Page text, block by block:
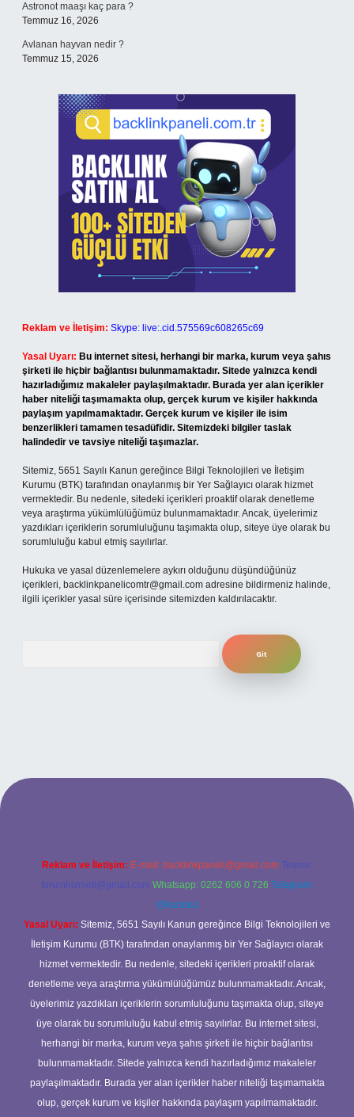
Astronot maaşı kaç para ?
Temmuz 16, 2026
Avlanan hayvan nedir ?
Temmuz 15, 2026
Reklam ve İletişim: Skype: live:.cid.575569c608265c69
Yasal Uyarı: Bu internet sitesi, herhangi bir marka, kurum veya şahıs
şirketi ile hiçbir bağlantısı bulunmamaktadır. Sitede yalnızca kendi
hazırladığımız makaleler paylaşılmaktadır. Burada yer alan içerikler
haber niteliği taşımamakta olup, gerçek kurum ve kişiler hakkında
paylaşım yapılmamaktadır. Gerçek kurum ve kişiler ile isim
benzerlikleri tamamen tesadüfidir. Sitemizdeki bilgiler taslak
halindedir ve tavsiye niteliği taşımazlar.
Sitemiz, 5651 Sayılı Kanun gereğince Bilgi Teknolojileri ve İletişim
Kurumu (BTK) tarafından onaylanmış bir Yer Sağlayıcı olarak hizmet
vermektedir. Bu nedenle, sitedeki içerikleri proaktif olarak denetleme
veya araştırma yükümlülüğümüz bulunmamaktadır. Ancak, üyelerimiz
yazdıkları içeriklerin sorumluluğunu taşımakta olup, siteye üye olarak bu
sorumluluğu kabul etmiş sayılırlar.
Hukuka ve yasal düzenlemelere aykırı olduğunu düşündüğünüz
içerikleri, backlinkpanelicomtr@gmail.com adresine bildirmeniz halinde,
ilgili içerikler yasal süre içerisinde sitemizden kaldırılacaktır.
betexper güncel giriş
Reklam ve İletişim: E-mail: backlinkpaneli@gmail.com Teams:
forumhizmeti@gmail.com Whatsapp: 0262 606 0 726 Telegram:
@karabul
Yasal Uyarı: Sitemiz, 5651 Sayılı Kanun gereğince Bilgi Teknolojileri ve
İletişim Kurumu (BTK) tarafından onaylanmış bir Yer Sağlayıcı olarak
hizmet vermektedir. Bu nedenle, sitedeki içerikleri proaktif olarak
denetleme veya araştırma yükümlülüğümüz bulunmamaktadır. Ancak,
üyelerimiz yazdıkları içeriklerin sorumluluğunu taşımakta olup, siteye
üye olarak bu sorumluluğu kabul etmiş sayılırlar. Bu internet sitesi,
herhangi bir marka, kurum veya şahıs şirketi ile hiçbir bağlantısı
bulunmamaktadır. Sitede yalnızca kendi hazırladığımız makaleler
paylaşılmaktadır. Burada yer alan içerikler haber niteliği taşımamakta
olup, gerçek kurum ve kişiler hakkında paylaşım yapılmamaktadır.